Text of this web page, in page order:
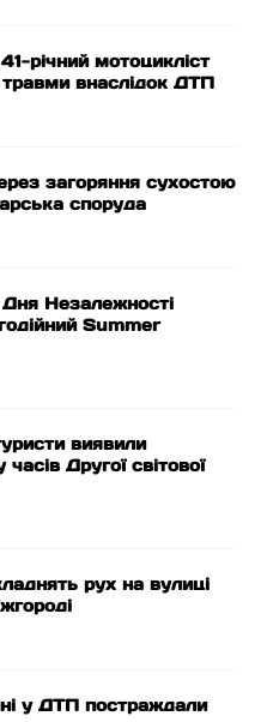
річний мотоцикліст
внаслідок ДТП
загоряння сухостою
споруда
Незалежності
Summer
виявили
Другої світової
рух на вулиці
у ДТП постраждали